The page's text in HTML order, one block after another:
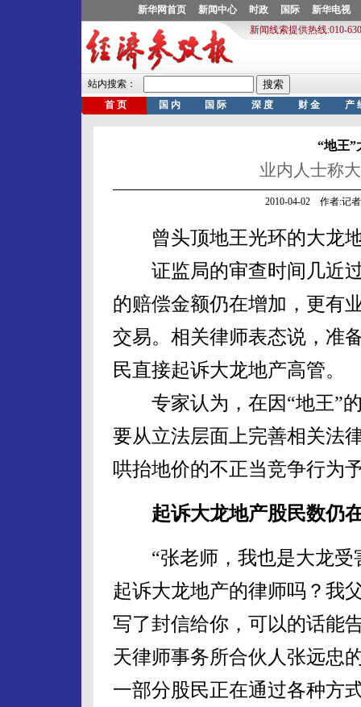
“地王”
业内人士称
2010-04-02 作者:记
曾头顶地王光环的大龙地
证监局的审查时间几近过
的赔偿金额仍在增加，更有
交易。相关律师表态说，准
民直接起诉大龙地产高管。
专家认为，在因“地王”的
要从立法层面上完善相关法
哄抬地价的不正当竞争行为
起诉大龙地产股民数仍
“张老师，我也是大龙受
起诉大龙地产的律师吗？我
写了封信给你，可以的话
天律师事务所合伙人张远忠
一部分股民正在通过各种方